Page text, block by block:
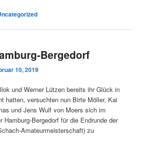
Bergedorf
10, 2019
und Werner Lützen bereits ihr Glück in
hatten, versuchten nun Birte Möller, Kai
und Jens Wulf von Moers sich im
Hamburg-Bergedorf für die Endrunde der
Amateurmeisterschaft) zu